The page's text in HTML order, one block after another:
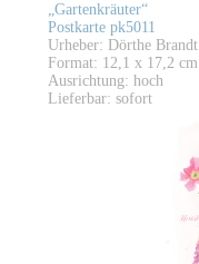
„Gartenkräuter“
Postkarte pk5011
Urheber: Dörthe Brandt
Format: 12,1 x 17,2 cm
Ausrichtung: hoch
Lieferbar: sofort